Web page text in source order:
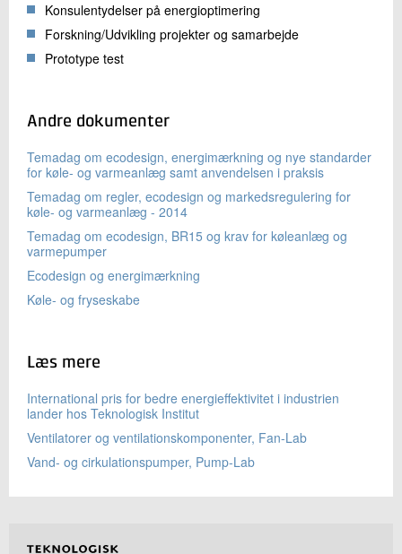
Konsulentydelser på energioptimering
Forskning/Udvikling projekter og samarbejde
Prototype test
Andre dokumenter
Temadag om ecodesign, energimærkning og nye standarder
for køle- og varmeanlæg samt anvendelsen i praksis
Temadag om regler, ecodesign og markedsregulering for
køle- og varmeanlæg - 2014
Temadag om ecodesign, BR15 og krav for køleanlæg og
varmepumper
Ecodesign og energimærkning
Køle- og fryseskabe
Læs mere
International pris for bedre energieffektivitet i industrien
lander hos Teknologisk Institut
Ventilatorer og ventilationskomponenter, Fan-Lab
Vand- og cirkulationspumper, Pump-Lab